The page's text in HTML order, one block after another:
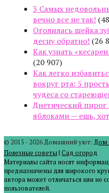
3 Самых
вечно все не так!
Оголилась шейка
десну обратно! (26
Как узнать
(20 907)
Как легко
вокруг рта: 5
чудеса со
Диетический
яблоками — ешь,
© 2015 - 2026 Домашний уют: Дом
Полезные советы| Сад огород
Материалы сайта носят
предназначены для широкого
автора может отличаться или не
пользователей.